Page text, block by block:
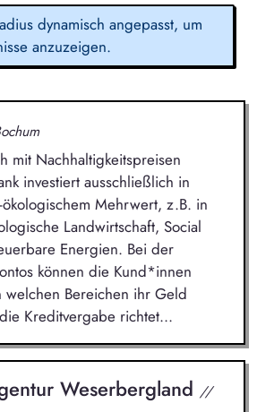
dynamisch angepasst, um
anzuzeigen.
mit Nachhaltigkeitspreisen
investiert ausschließlich in
ökologischem Mehrwert, z.B. in
Landwirtschaft, Social
Energien. Bei der
können die Kund*innen
welchen Bereichen ihr Geld
Kreditvergabe richtet...
Weserbergland //